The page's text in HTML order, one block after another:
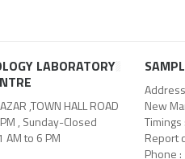
LABORATORY
,TOWN HALL ROAD
, Sunday-Closed
AM to 6 PM
New
Report
Phone